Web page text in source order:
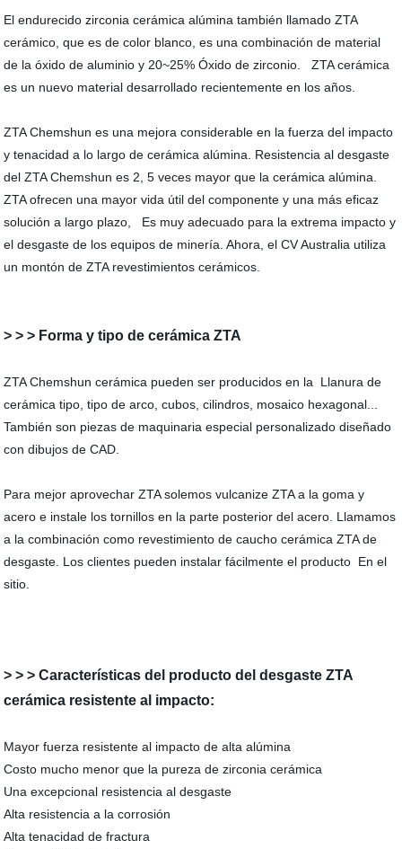
El endurecido zirconia cerámica alúmina también llamado ZTA
cerámico, que es de color blanco, es una combinación de material
de la óxido de aluminio y 20~25% Óxido de zirconio. ZTA cerámica
es un nuevo material desarrollado recientemente en los años.
ZTA Chemshun es una mejora considerable en la fuerza del impacto
y tenacidad a lo largo de cerámica alúmina. Resistencia al desgaste
del ZTA Chemshun es 2, 5 veces mayor que la cerámica alúmina.
ZTA ofrecen una mayor vida útil del componente y una más eficaz
solución a largo plazo, Es muy adecuado para la extrema impacto y
el desgaste de los equipos de minería. Ahora, el CV Australia utiliza
un montón de ZTA revestimientos cerámicos.
> > > Forma y tipo de cerámica ZTA
ZTA Chemshun cerámica pueden ser producidos en la Llanura de
cerámica tipo, tipo de arco, cubos, cilindros, mosaico hexagonal...
También son piezas de maquinaria especial personalizado diseñado
con dibujos de CAD.
Para mejor aprovechar ZTA solemos vulcanize ZTA a la goma y
acero e instale los tornillos en la parte posterior del acero. Llamamos
a la combinación como revestimiento de caucho cerámica ZTA de
desgaste. Los clientes pueden instalar fácilmente el producto En el
sitio.
> > > Características del producto del desgaste ZTA
cerámica resistente al impacto:
Mayor fuerza resistente al impacto de alta alúmina
Costo mucho menor que la pureza de zirconia cerámica
Una excepcional resistencia al desgaste
Alta resistencia a la corrosión
Alta tenacidad de fractura